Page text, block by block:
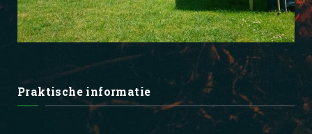
Praktische informatie